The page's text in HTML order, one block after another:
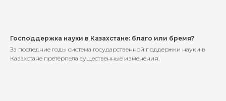
Господдержка науки в Казахстане: благо или бремя?
За последние годы система государственной поддержки науки в
Казахстане претерпела существенные изменения.